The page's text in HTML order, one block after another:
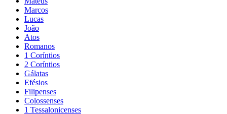
Marcos
Lucas
João
Atos
Romanos
1 Coríntios
2 Coríntios
Gálatas
Efésios
Filipenses
Colossenses
1 Tessalonicenses